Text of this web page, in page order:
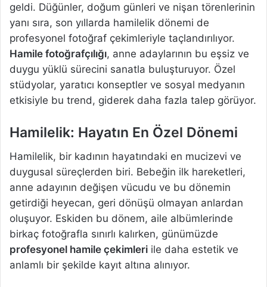
geldi. Düğünler, doğum günleri ve nişan törenlerinin
yanı sıra, son yıllarda hamilelik dönemi de
profesyonel fotoğraf çekimleriyle taçlandırılıyor.
Hamile fotoğrafçılığı, anne adaylarının bu eşsiz ve
duygu yüklü sürecini sanatla buluşturuyor. Özel
stüdyolar, yaratıcı konseptler ve sosyal medyanın
etkisiyle bu trend, giderek daha fazla talep görüyor.
Hamilelik: Hayatın En Özel Dönemi
Hamilelik, bir kadının hayatındaki en mucizevi ve
duygusal süreçlerden biri. Bebeğin ilk hareketleri,
anne adayının değişen vücudu ve bu dönemin
getirdiği heyecan, geri dönüşü olmayan anlardan
oluşuyor. Eskiden bu dönem, aile albümlerinde
birkaç fotoğrafla sınırlı kalırken, günümüzde
profesyonel hamile çekimleri ile daha estetik ve
anlamlı bir şekilde kayıt altına alınıyor.